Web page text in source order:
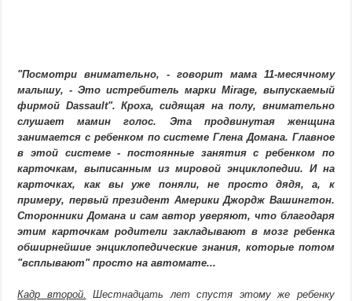
"Посмотри внимательно, - говорит мама 11-месячному
малышу, - Это истребитель марки Mirage, выпускаемый
фирмой Dassault". Кроха, сидящая на полу, внимательно
слушает мамин голос. Эта продвинутая женщина
занимается с ребенком по системе Глена Домана. Главное
в этой системе - постоянные занятия с ребенком по
карточкам, выписанным из мировой энциклопедии. И на
карточках, как вы уже поняли, не просто дядя, а, к
примеру, первый президент Америки Джордж Вашингтон.
Сторонники Домана и сам автор уверяют, что благодаря
этим карточкам родители закладывают в мозг ребенка
обширнейшие энциклопедические знания, которые потом
"всплывают" просто на автомате...
Кадр второй.
Шестнадцать лет спустя этому же ребенку